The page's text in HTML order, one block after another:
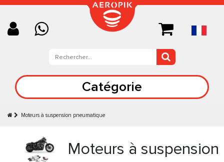
Catégorie
Moteurs à suspension pneumatique
Moteurs à suspension